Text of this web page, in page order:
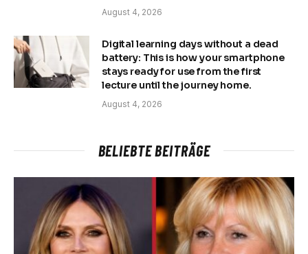
August 4, 2026
Digital learning days without a dead
battery: This is how your smartphone
stays ready for use from the first
lecture until the journey home.
August 4, 2026
BELIEBTE BEITRÄGE